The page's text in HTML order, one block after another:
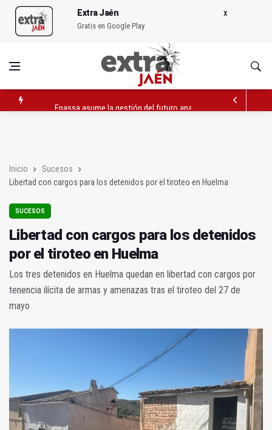
Extra Jaén
Gratis en Google Play
Epassa asume la gestión del futuro aparcamiento de La
Inicio
Sucesos
Libertad con cargos para los detenidos por el tiroteo en Huelma
SUCESOS
Libertad con cargos para los detenidos
por el tiroteo en Huelma
Los tres detenidos en Huelma quedan en libertad con cargos por
tenencia ilícita de armas y amenazas tras el tiroteo del 27 de
mayo